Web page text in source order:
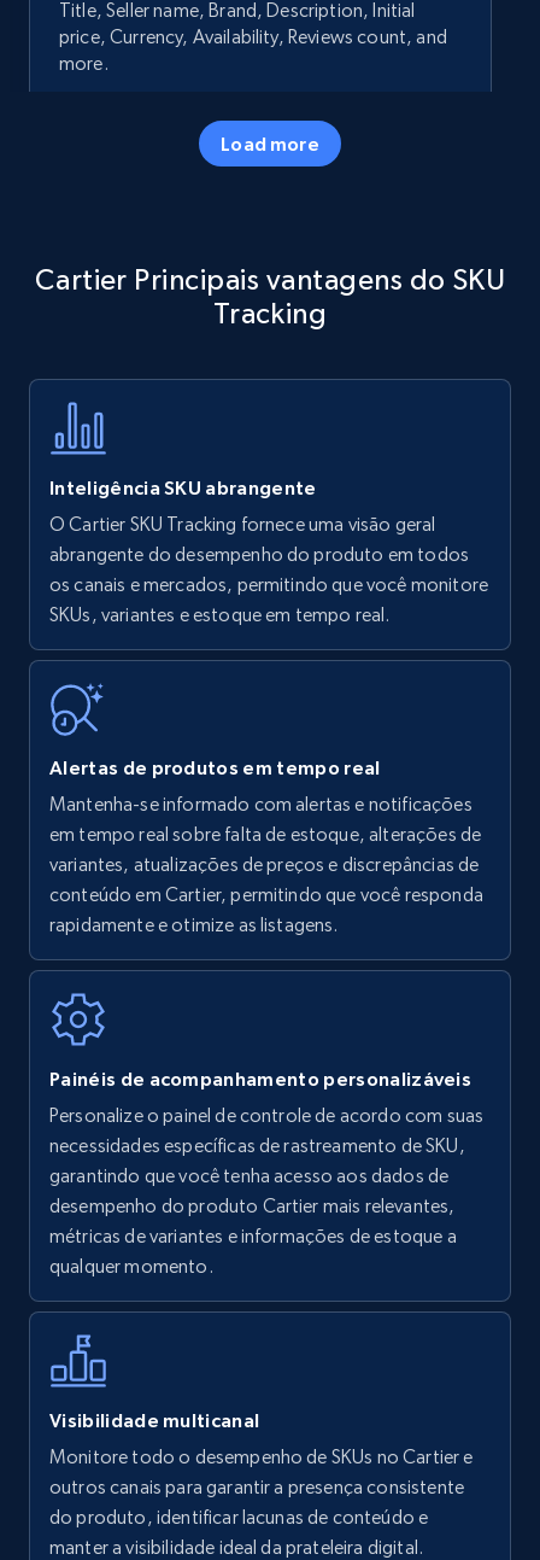
Title, Seller name, Brand, Description, Initial
price, Currency, Availability, Reviews count, and
more.
5.7K+ Comece agora
specific keywords
Title, Seller name, Brand, Description, Initial
Amazon products - find products by using
upc numbers
Title, Seller name, Brand, Description, Initial
price, Currency, Availability, Reviews count, and
35.3K+
Amazon Reviews
URL, Product name, Product rating, Product
rating object, Product rating max, Rating,
7.4K+
Walmart - products
URL, Final price, Sku, Currency, Gtin,
Specifications, Image urls, Top reviews, and
more.
using specific category URL
URL, Final price, Sku, Currency, Gtin,
Specifications, Image urls, Top reviews, and
more.
Load more
Cartier Principais vantagens do SKU
Tracking
Inteligência SKU abrangente
O Cartier SKU Tracking fornece uma visão geral
abrangente do desempenho do produto em todos
os canais e mercados, permitindo que você monitore
SKUs, variantes e estoque em tempo real.
Alertas de produtos em tempo real
Mantenha-se informado com alertas e notificações
em tempo real sobre falta de estoque, alterações de
variantes, atualizações de preços e discrepâncias de
conteúdo em Cartier, permitindo que você responda
rapidamente e otimize as listagens.
Painéis de acompanhamento personalizáveis
Personalize o painel de controle de acordo com suas
necessidades específicas de rastreamento de SKU,
garantindo que você tenha acesso aos dados de
desempenho do produto Cartier mais relevantes,
métricas de variantes e informações de estoque a
qualquer momento.
Visibilidade multicanal
Monitore todo o desempenho de SKUs no Cartier e
outros canais para garantir a presença consistente
do produto, identificar lacunas de conteúdo e
manter a visibilidade ideal da prateleira digital.